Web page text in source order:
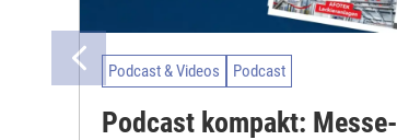
Podcast & Videos Podcast
Podcast kompakt: Messe-